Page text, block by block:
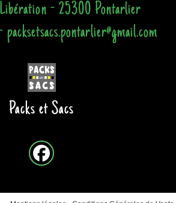
- 25300 Pontarlier
Packs et Sacs